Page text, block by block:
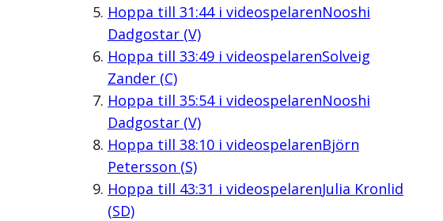
Hoppa till 31:44i videospelarenNooshi
Dadgostar (V)
Hoppa till 33:49i videospelarenSolveig
Zander (C)
Hoppa till 35:54i videospelarenNooshi
Dadgostar (V)
Hoppa till 38:10i videospelarenBjörn
Petersson (S)
Hoppa till 43:31 i videospelarenJulia Kronlid
(SD)